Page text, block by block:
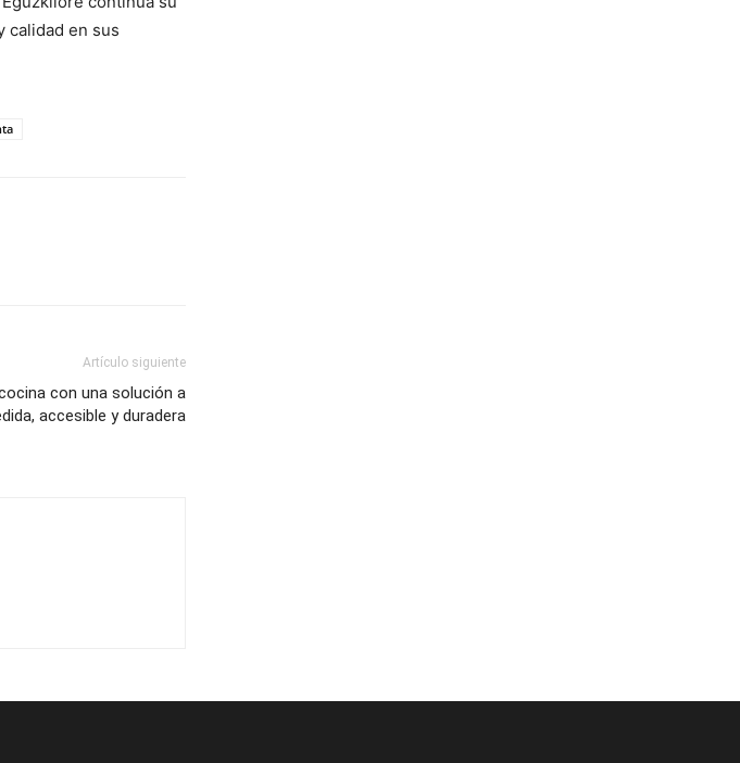
calidad en sus
Artículo siguiente
con una solución a
accesible y duradera